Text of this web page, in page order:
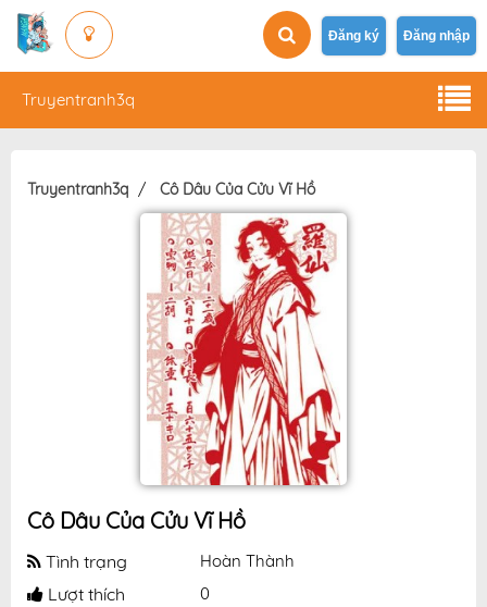
Đăng ký Đăng nhập
Truyentranh3q
Truyentranh3q Cô Dâu Của Cửu Vĩ Hồ
Cô Dâu Của Cửu Vĩ Hồ
Tình trạng Hoàn Thành
Lượt thích 0